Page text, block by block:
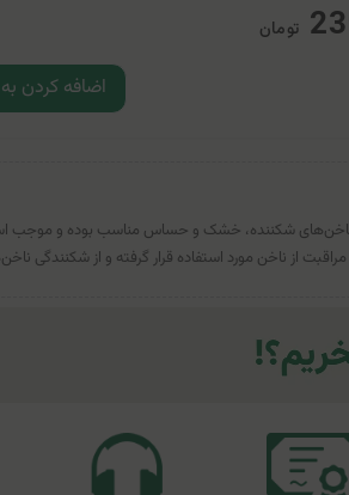
تومان
اضافه کردن
ناخن‌های شکننده، خشک و حساس مناسب بوده و موجب
از ناخن مورد استفاده قرار گرفته و از شکنندگی